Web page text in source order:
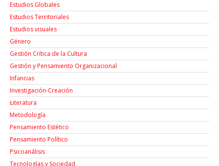
Estudios Globales
Estudios Territoriales
Estudios visuales
Género
Gestión Crítica de la Cultura
Gestión y Pensamiento Organizacional
Infancias
Investigación-Creación
Łiteratura
Metodología
Pensamiento Estético
Pensamiento Político
Psicoanálisis
Tecnologías y Sociedad